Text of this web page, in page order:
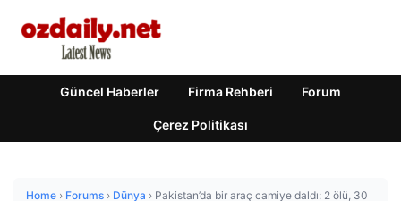
Güncel Haberler Firma Rehberi Forum
Çerez Politikası
Home › Forums › Dünya › Pakistan’da bir araç camiye daldı: 2 ölü, 30